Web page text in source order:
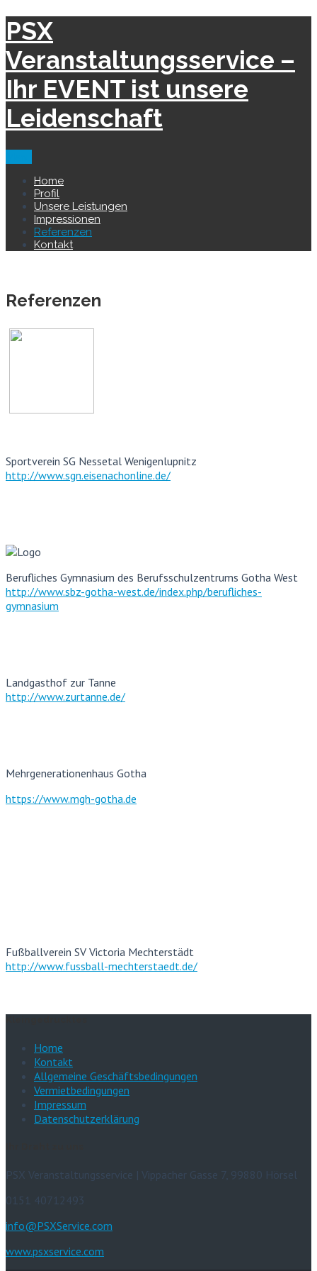
PSX
Veranstaltungsservice –
Ihr EVENT ist unsere
Leidenschaft
Home
Profil
Unsere Leistungen
Impressionen
Referenzen
Kontakt
Referenzen
Sportverein SG Nessetal Wenigenlupnitz
http://www.sgn.eisenachonline.de/
Berufliches Gymnasium des Berufsschulzentrums Gotha West
http://www.sbz-gotha-west.de/index.php/berufliches-
gymnasium
Landgasthof zur Tanne
http://www.zurtanne.de/
Mehrgenerationenhaus Gotha
https://www.mgh-gotha.de
Fußballverein SV Victoria Mechterstädt
http://www.fussball-mechterstaedt.de/
Home
Kontakt
Allgemeine Geschäftsbedingungen
Vermietbedingungen
Impressum
Datenschutzerklärung
PSX Veranstaltungsservice | Vippacher Gasse 7, 99880 Hörsel
0151 40712493
info@PSXService.com
www.psxservice.com